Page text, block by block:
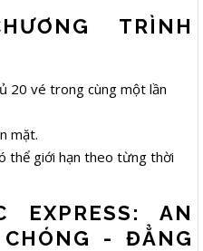
TRÌNH
20 vé trong cùng một lần
mặt.
thể giới hạn theo từng thời
EXPRESS: AN
- ĐẲNG